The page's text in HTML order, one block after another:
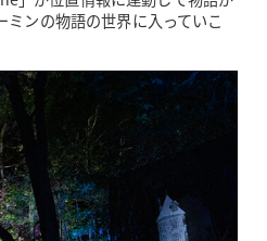
ンの物語の世界に入っていこ